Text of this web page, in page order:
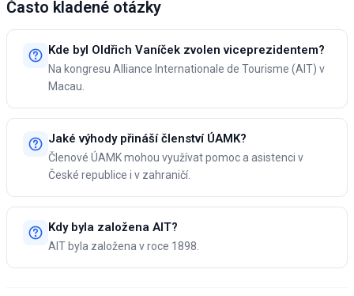
Často kladené otázky
Kde byl Oldřich Vaníček zvolen viceprezidentem?
Na kongresu Alliance Internationale de Tourisme (AIT) v
Macau.
Jaké výhody přináší členství ÚAMK?
Členové ÚAMK mohou využívat pomoc a asistenci v
České republice i v zahraničí.
Kdy byla založena AIT?
AIT byla založena v roce 1898.